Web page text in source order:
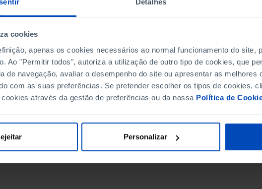
Detalhes
cookies
apenas os cookies necessários ao normal funcionamento do site,
Ao "Permitir todos", autoriza a utilização de outro tipo de cookies, que
de navegação, avaliar o desempenho do site ou apresentar as melhores
com as suas preferências. Se pretender escolher os tipos de cookies,
através da gestão de preferências ou da nossa Política de
Personalizar
DATA DE FIM